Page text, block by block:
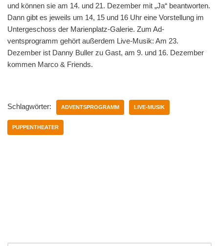
und können sie am 14. und 21. Dezember mit „Ja“ beantworten.
Dann gibt es jeweils um 14, 15 und 16 Uhr eine Vorstellung im
Untergeschoss der Marienplatz-Galerie. Zum Ad­
ventsprogramm gehört außerdem Live-Musik: Am 23.
Dezember ist Danny Buller zu Gast, am 9. und 16. Dezember
kommen Marco & Friends.
Schlagwörter: ADVENTSPROGRAMM LIVE-MUSIK
PUPPENTHEATER